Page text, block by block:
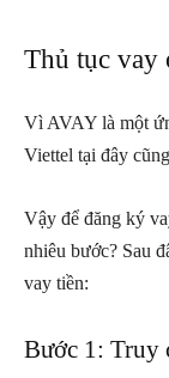
Thủ tục vay
Vì AVAY là một
Viettel tại đây
Vậy để đăng ký
nhiêu bước? Sau
vay tiền:
Bước 1: Truy